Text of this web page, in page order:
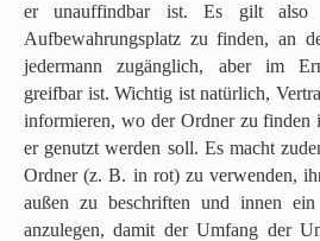
er unauffindbar ist. Es gilt also
Aufbewahrungsplatz zu finden, an
jedermann zugänglich, aber im
greifbar ist. Wichtig ist natürlich,
informieren, wo der Ordner zu finden
er genutzt werden soll. Es macht
Ordner (z. B. in rot) zu verwenden,
außen zu beschriften und innen ein
anzulegen, damit der Umfang der